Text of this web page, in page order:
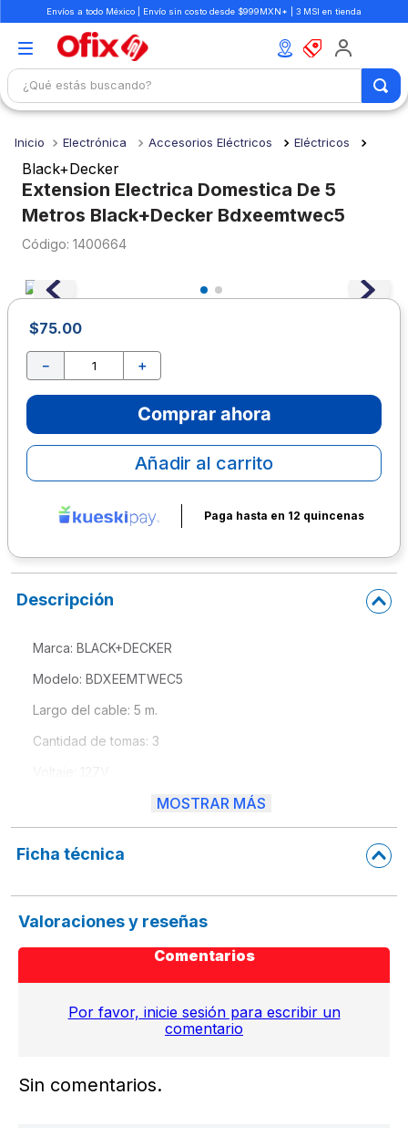
Envíos a todo México | Envío sin costo desde $999MXN* | 3 MSI en tienda
¿Qué estás buscando?
Electrónica Accesorios Eléctricos Eléctricos
Black+Decker
Extension Electrica Domestica De 5
Metros Black+Decker Bdxeemtwec5
: 1400664
$75.00
＋
－
Comprar ahora
Añadir al carrito
Paga hasta en 12 quincenas
Descripción
Marca: BLACK+DECKER
Modelo: BDXEEMTWEC5
Largo del cable: 5 m.
Cantidad de tomas: 3
MOSTRAR MÁS
Ficha técnica
Valoraciones y reseñas
Comentarios
Por favor, inicie sesión para escribir un
comentario
Sin comentarios.
1.
mochilas
2
libretas
3.
cuaderno
4.
cuadernos
5.
colores
.
sacapuntas
9
10. lapiz